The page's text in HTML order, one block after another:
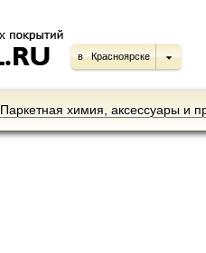
в Красноярске
Паркетная химия, аксессуары и